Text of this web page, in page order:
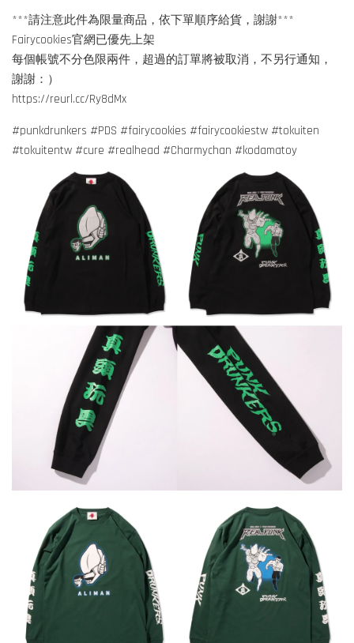
***請注意此件為限量商品，依下單順序給貨，謝謝***
Fairycookies官網已優先上架
每個帳號不分色限兩件，超過的訂單將被取消，不另行通知，
謝謝：）
https://reurl.cc/Ry8dMx
#punkdrunkers #PDS #fairycookies #fairycookiestw #tokuiten
#tokuitentw #cure #realhead #Charmychan #kodamatoy